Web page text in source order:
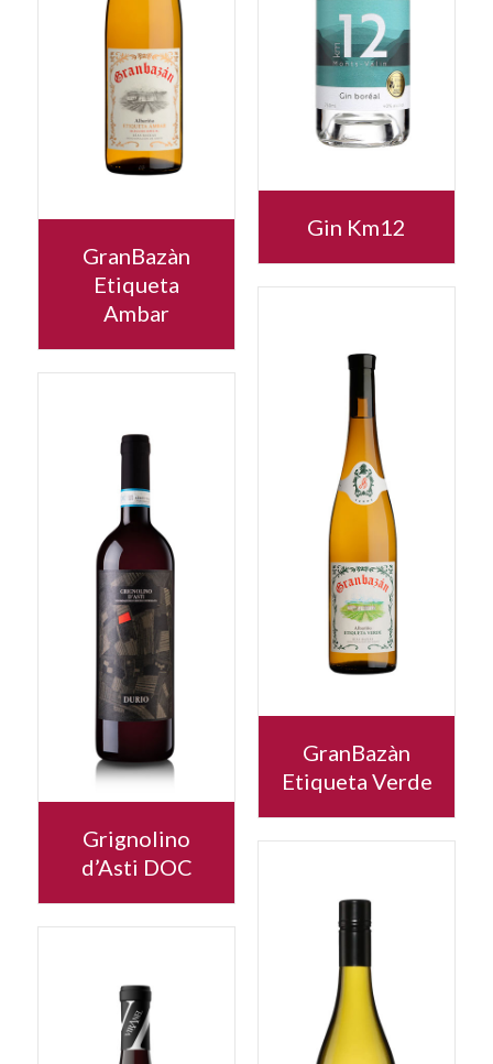
Gin Km12
GranBazàn
Etiqueta
Ambar
GranBazàn
Etiqueta Verde
Grignolino
d’Asti DOC